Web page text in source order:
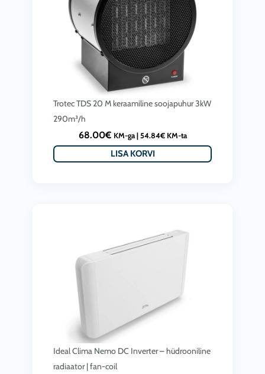
Trotec TDS 20 M keraamiline soojapuhur 3kW
290m³/h
68.00€ KM-ga | 54.84€KM-ta
LISA KORVI
Ideal Clima Nemo DC Inverter – hüdrooniline
radiaator | fan-coil